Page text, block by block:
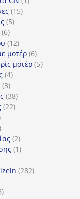
1515
55
66
προϊόντα
1212
προϊόντα
μοτέρ 66
προϊόντα
μοτέρ 55
44
προϊόντα
33
προϊόντα
3838
προϊόντα
2222
22
προϊόντα
11
282282
36